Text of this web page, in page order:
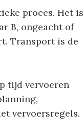
proces. Het is
B, ongeacht of
Transport is de
tijd vervoeren
vervoersregels.